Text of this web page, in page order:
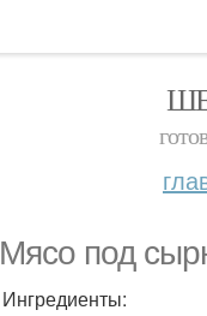
Мясо под
Ингредиенты: